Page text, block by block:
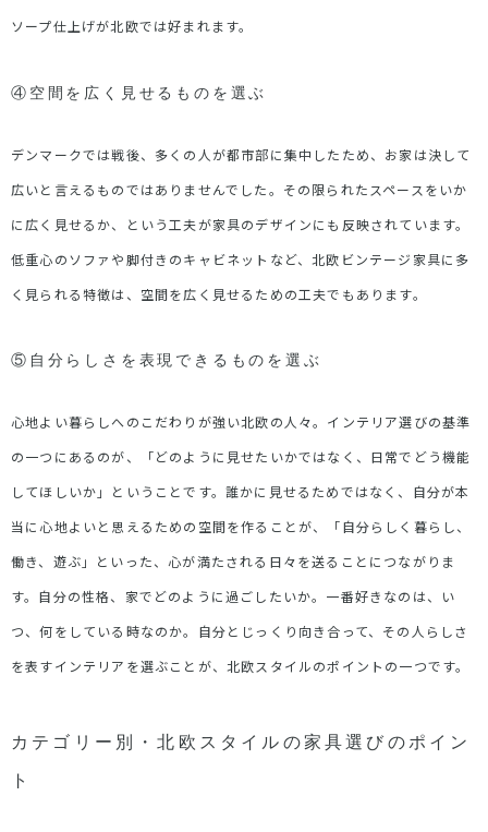
ソープ仕上げが北欧では好まれます。
④空間を広く見せるものを選ぶ
デンマークでは戦後、多くの人が都市部に集中したため、お家は決して
広いと言えるものではありませんでした。その限られたスペースをいか
に広く見せるか、という工夫が家具のデザインにも反映されています。
低重心のソファや脚付きのキャビネットなど、北欧ビンテージ家具に多
く見られる特徴は、空間を広く見せるための工夫でもあります。
⑤自分らしさを表現できるものを選ぶ
心地よい暮らしへのこだわりが強い北欧の人々。インテリア選びの基準
の一つにあるのが、「どのように見せたいかではなく、日常でどう機能
してほしいか」ということです。誰かに見せるためではなく、自分が本
当に心地よいと思えるための空間を作ることが、「自分らしく暮らし、
働き、遊ぶ」といった、心が満たされる日々を送ることにつながりま
す。自分の性格、家でどのように過ごしたいか。一番好きなのは、い
つ、何をしている時なのか。自分とじっくり向き合って、その人らしさ
を表すインテリアを選ぶことが、北欧スタイルのポイントの一つです。
カテゴリー別・北欧スタイルの家具選びのポイン
ト